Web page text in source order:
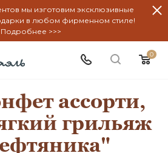
мы изготовим эксклюзивные
в любом фирменном стиле!
Подробнее >>>
0
ассорти,
грильяж